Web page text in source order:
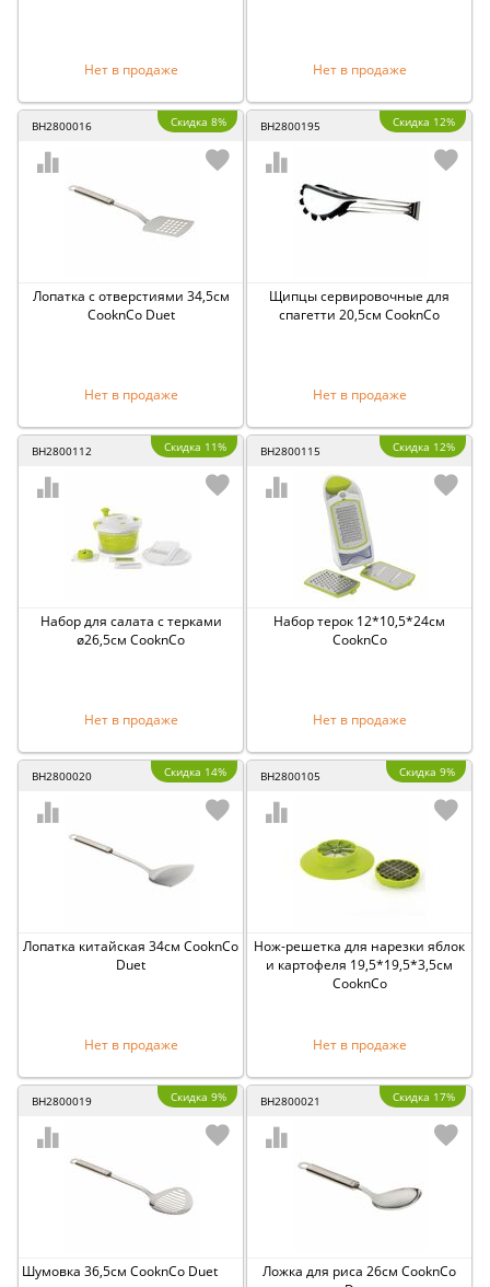
Нет в продаже Нет в продаже
BH2800016 Скидка 8%
Лопатка с отверстиями 34,5см
CooknCo Duet
Нет в продаже
BH2800195 Скидка 12%
Щипцы сервировочные для
спагетти 20,5см CooknCo
Нет в продаже
BH2800112 Скидка 11%
Набор для салата с терками
ø26,5см CooknCo
Нет в продаже
BH2800115 Скидка 12%
Набор терок 12*10,5*24см
CooknCo
Нет в продаже
BH2800020 Скидка 14%
Лопатка китайская 34см CooknCo
Duet
Нет в продаже
BH2800105 Скидка 9%
Нож-решетка для нарезки яблок
и картофеля 19,5*19,5*3,5см
CooknCo
Нет в продаже
BH2800019 Скидка 9%
Шумовка 36,5см CooknCo Duet
BH2800021 Скидка 17%
Ложка для риса 26см CooknCo